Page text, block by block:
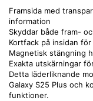
Framsida med
information
Skyddar både fram-
Kortfack på insidan
Magnetisk stängning
Exakta utskärningar
Detta läderliknande
Galaxy S25 Plus och
funktioner.